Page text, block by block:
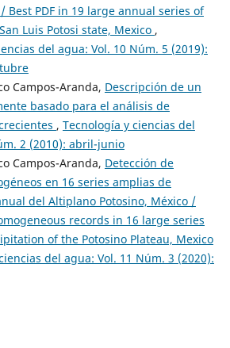
Best PDF in 19 large annual series of
Luis Potosi state, Mexico ,
del agua: Vol. 10 Núm. 5 (2019):
Campos-Aranda, Descripción de un
basado para el análisis de
, Tecnología y ciencias del
2 (2010): abril-junio
Campos-Aranda, Detección de
en 16 series amplias de
del Altiplano Potosino, México /
records in 16 large series
of the Potosino Plateau, Mexico
del agua: Vol. 11 Núm. 3 (2020):